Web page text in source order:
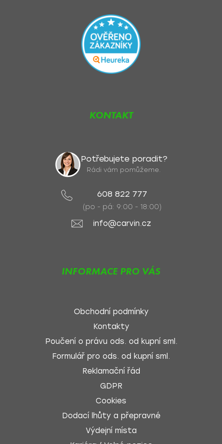
KONTAKT
Potřebujete poradit?
Rádi vám pomůžeme.
608 822 777
(po - pá: 9:00 - 18:00)
info@carvin.cz
INFORMACE PRO VÁS
Obchodní podmínky
Kontakty
Poučení o právu ods. od kupní sml.
Formulář pro ods. od kupní sml.
Reklamační řád
GDPR
Cookies
Dodací lhůty a přepravné
Výdejní místa